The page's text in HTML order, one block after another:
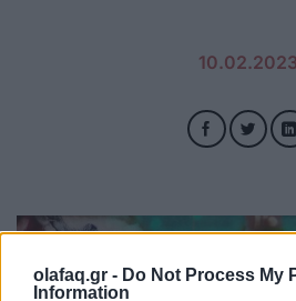
olafaq.gr - Do Not Process My
Information
10.02.2023